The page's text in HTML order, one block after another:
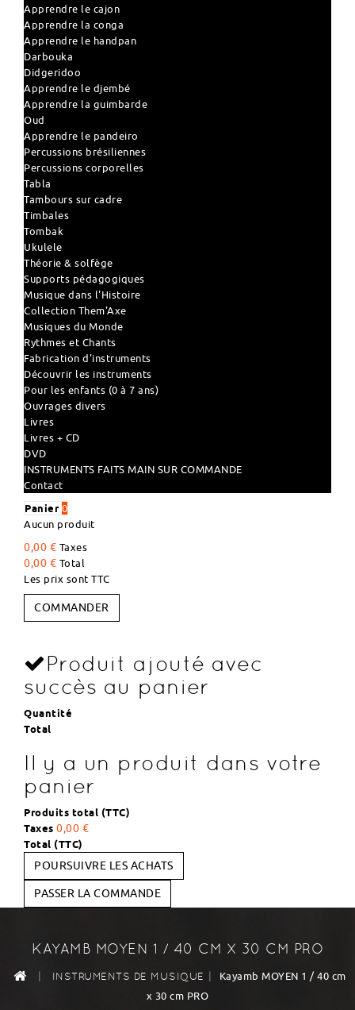
Apprendre le cajon
Apprendre la conga
Apprendre le handpan
Darbouka
Didgeridoo
Apprendre le djembé
Apprendre la guimbarde
Oud
Apprendre le pandeiro
Percussions brésiliennes
Percussions corporelles
Tabla
Tambours sur cadre
Timbales
Tombak
Ukulele
Théorie & solfège
Supports pédagogiques
Musique dans l'Histoire
Collection Them'Axe
Musiques du Monde
Rythmes et Chants
Fabrication d'instruments
Découvrir les instruments
Pour les enfants (0 à 7 ans)
Ouvrages divers
Livres
Livres + CD
DVD
INSTRUMENTS FAITS MAIN SUR COMMANDE
Contact
Panier 0
Aucun produit
0,00 € Taxes
0,00 € Total
Les prix sont TTC
COMMANDER
Produit ajouté avec
succès au panier
Quantité
Total
Il y a un produit dans votre
panier
Produits total (TTC)
Taxes 0,00 €
Total (TTC)
POURSUIVRE LES ACHATS
PASSER LA COMMANDE
KAYAMB MOYEN 1 / 40 CM X 30 CM PRO
| INSTRUMENTS DE MUSIQUE |
Kayamb MOYEN 1 / 40 cm
x 30 cm PRO